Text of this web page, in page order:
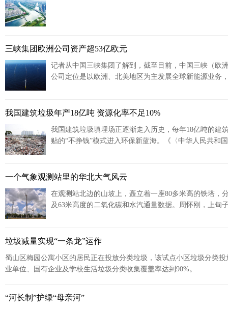
三峡集团欧洲公司资产超53亿欧元
记者从中国三峡集团了解到，截至目前，中国三峡（欧
公司定位是以欧洲、北美地区为主发展全球新能源业务
我国建筑垃圾年产18亿吨 资源化率不足10%
我国建筑垃圾填埋场正逐渐走入历史，每年18亿吨的建
贴的“不挣钱”模式进入环保新蓝海。《〈中华人民共和
一个气象观测站里的华北大气风云
在观测站北边的山坡上，矗立着一座80多米高的铁塔，
及63米高度的二氧化碳和水汽通量数据。周怀刚，上甸
垃圾减量实现“一条龙”运作
蜀山区梅园公寓小区的居民正在投放分类垃圾，该试点小区垃圾分类
业单位、国有企业及学校生活垃圾分类收集覆盖率达到90%。
“河长制”护绿“母亲河”